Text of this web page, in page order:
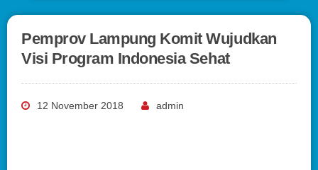
Pemprov Lampung Komit Wujudkan
Visi Program Indonesia Sehat
12 November 2018 admin